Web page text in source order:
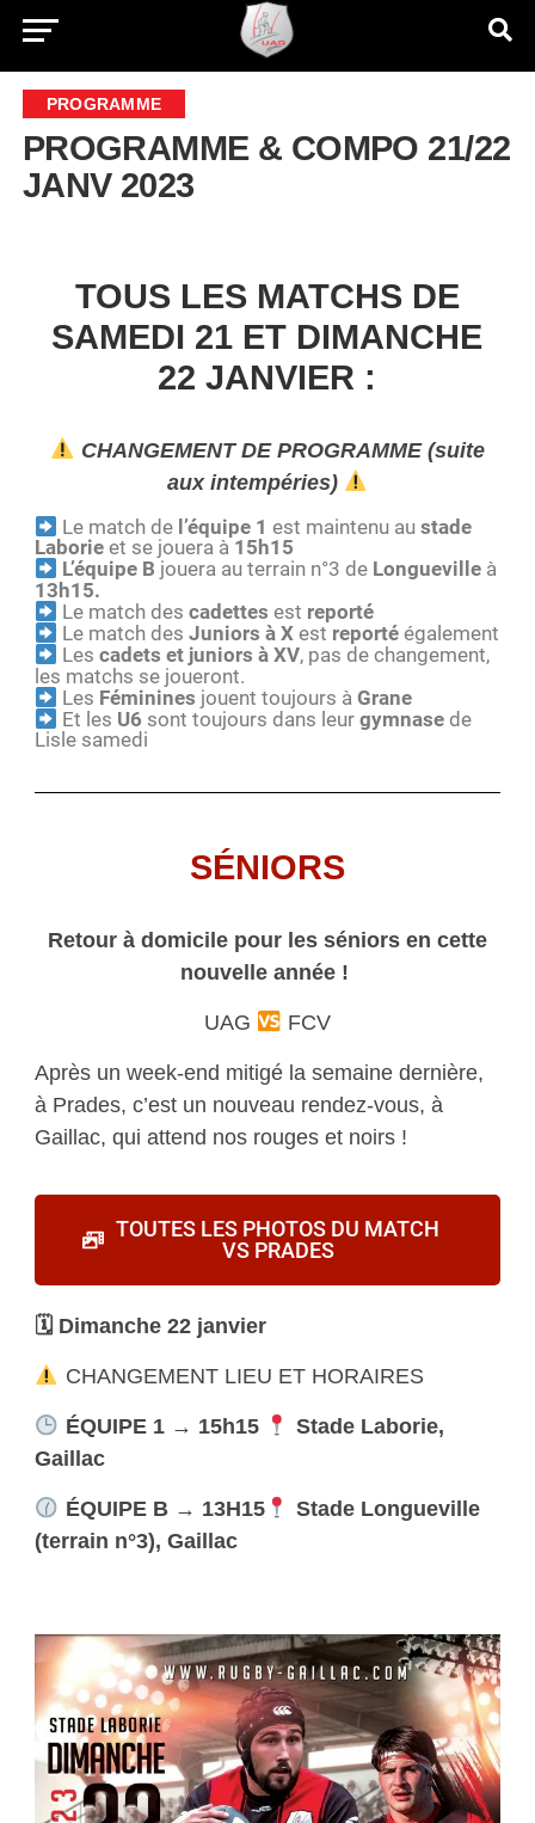
PROGRAMME
PROGRAMME & COMPO 21/22
JANV 2023
TOUS LES MATCHS DE
SAMEDI 21 ET DIMANCHE
22 JANVIER :
CHANGEMENT DE PROGRAMME (suite
aux intempéries)
Le match de l’équipe 1 est maintenu austade
Laborieet se jouera à 15h15
L’équipe B jouera au terrain n°3 de Longueville à
13h15.
Le match descadettes est reporté
Le match desJuniors à X est reporté également
Lescadets et juniors à XV, pas de changement,
les matchs se joueront.
Les Féminines jouent toujours àGrane
Et les U6 sont toujours dans leurgymnase de
Lisle samedi
SÉNIORS
Retour à domicile pour les séniors en cette
nouvelle année !
UAG
FCV
Après un week-end mitigé la semaine dernière,
à Prades, c’est un nouveau rendez-vous, à
Gaillac, qui attend nos rouges et noirs !
TOUTES LES PHOTOS DU MATCH
VS PRADES
🗓 Dimanche 22 janvier
CHANGEMENT LIEU ET HORAIRES
ÉQUIPE 1 → 15h15
Stade Laborie,
Gaillac
ÉQUIPE B → 13H15
Stade Longueville
(terrain n°3), Gaillac